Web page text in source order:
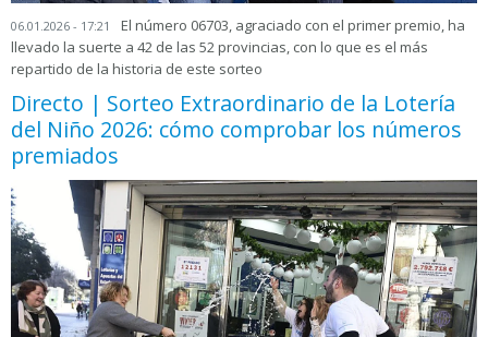
06.01.2026 - 17:21
El número 06703, agraciado con el primer premio, ha
llevado la suerte a 42 de las 52 provincias, con lo que es el más
repartido de la historia de este sorteo
Directo | Sorteo Extraordinario de la Lotería
del Niño 2026: cómo comprobar los números
premiados